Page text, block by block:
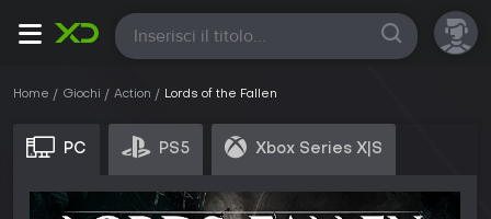
Tutte
Home Giochi Action Lords of the Fallen
PC PS5 Xbox Series X|S